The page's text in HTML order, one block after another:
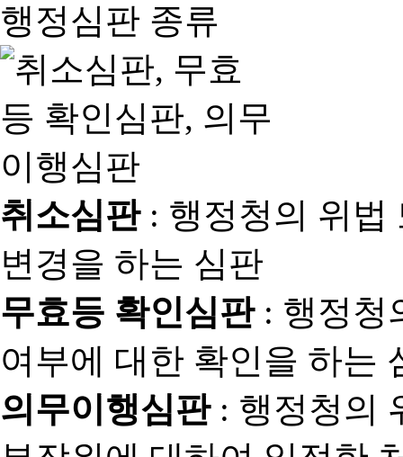
행정심판 종류
취소심판: 행정청의 위법
변경을 하는 심판
무효등 확인심판: 행정청
여부에 대한 확인을 하는
의무이행심판: 행정청의